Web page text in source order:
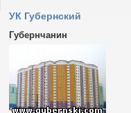
УК Губернский
Губернчанин